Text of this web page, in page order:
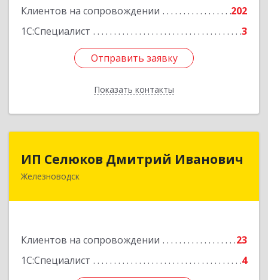
Клиентов на сопровождении
202
1С:Специалист
3
Отправить заявку
Показать контакты
Подробнее
Отправить заявку
Назад
ИП Селюков Дмитрий Иванович
Железноводск
Клиентов на сопровождении
23
1С:Специалист
4
ИП Селюков Дмитрий Иванович
357400, Ставропольский край, Железноводск г,